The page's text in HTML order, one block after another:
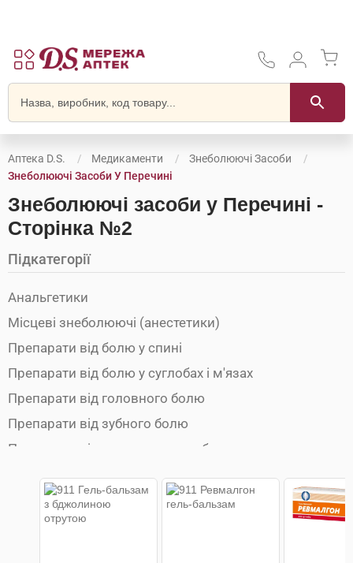
Аптека D.S. Медикаменти
Знеболюючі Засоби
Знеболюючі Засоби У Перечині
Знеболюючі засоби у Перечині -
Сторінка №2
Підкатегорії
Анальгетики
Місцеві знеболюючі (анестетики)
Препарати від болю у спині
Препарати від болю у суглобах і м'язах
Препарати від головного болю
Препарати від зубного болю
Препарати від ментруального болю
Препарати від мігрені
Протиспазматичні препарати